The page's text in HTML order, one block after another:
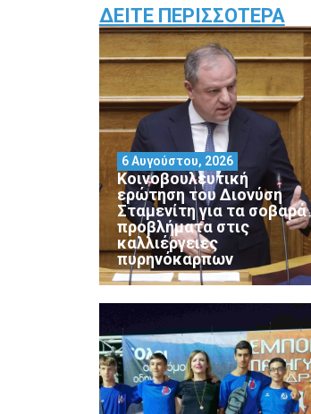
ΔΕΊΤΕ ΠΕΡΙΣΣΌΤΕΡΑ
Κοινοβουλευτική
ερώτηση του Διονύση
Σταμενίτη για τα σοβαρά
προβλήματα στις
καλλιέργειες
πυρηνόκαρπων
6 Αυγούστου, 2026